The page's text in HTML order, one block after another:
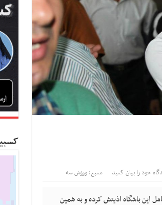
خود را بیان کنید منبع: ورزش سه
این باشگاه اذیتش کرده و به همین